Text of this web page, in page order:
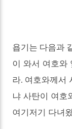
욥기는 다음과
이 와서 여호와
라. 여호와께서
냐 사탄이 여호
여기저기 다녀